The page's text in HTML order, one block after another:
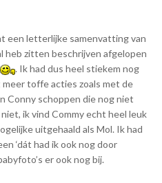
een letterlijke samenvatting van
heb zitten beschrijven afgelopen
. Ik had dus heel stiekem nog
toffe acties zoals met de
Conny schoppen die nog niet
ik vind Commy echt heel leuk
uitgehaald als Mol. Ik had
‘dát had ik ook nog door
er ook nog bij.